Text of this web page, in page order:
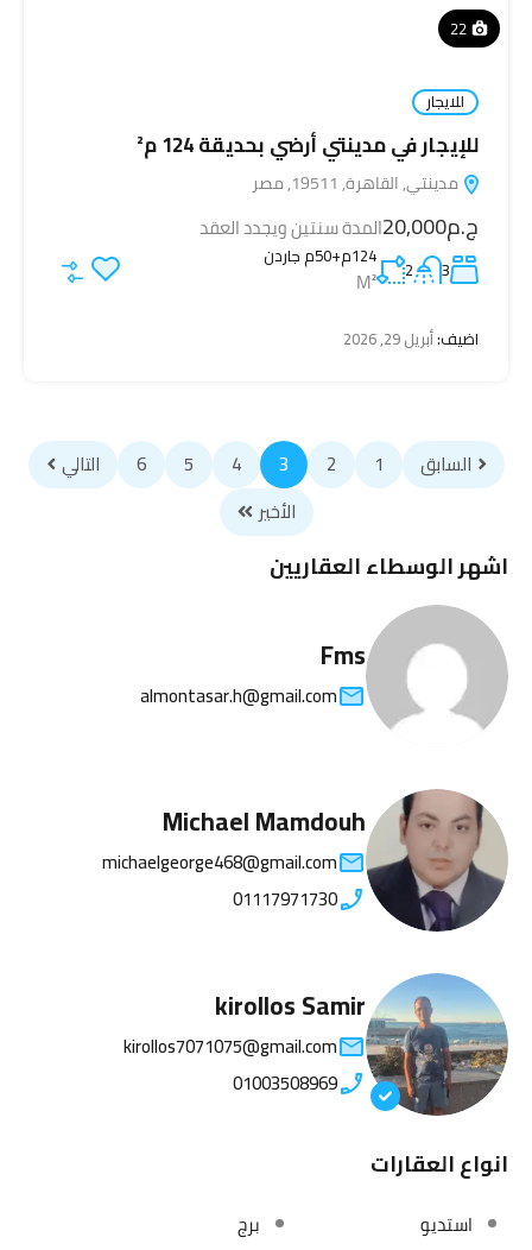
22
للايجار
للإيجار في مدينتي أرضي بحديقة 124 م²
مدينتي, القاهرة, 19511, مصر
ج.م20,000 المدة سنتين ويجدد العقد
3
2 124م+50م جاردن
M²
اضيف:أبريل 29, 2026
السابق 1
2
3
4
5
6
التالي
الأخير
اشهر الوسطاء العقاريين
Fms
almontasar.h@gmail.com
Michael Mamdouh
michaelgeorge468@gmail.com
01117971730
kirollos Samir
kirollos7071075@gmail.com
01003508969
انواع العقارات
استديو
برج